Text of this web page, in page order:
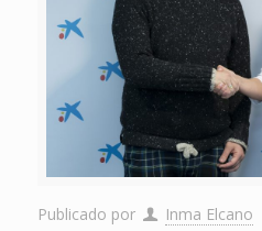
Publicado por Inma Elcano